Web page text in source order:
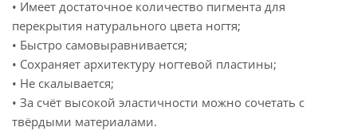
• Имеет достаточное количество пигмента для
перекрытия натурального цвета ногтя;
• Быстро самовыравнивается;
• Сохраняет архитектуру ногтевой пластины;
• Не скалывается;
• За счёт высокой эластичности можно сочетать с
твёрдыми материалами.